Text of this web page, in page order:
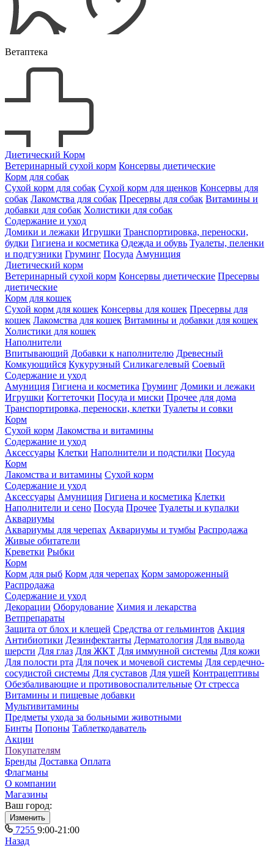
Ветаптека
Диетический Корм
Ветеринарный сухой корм Консервы диетические
Корм для собак
Сухой корм для собак Сухой корм для щенков Консервы для
собак Лакомства для собак Пресервы для собак Витамины и
добавки для собак Холистики для собак
Содержание и уход
Домики и лежаки Игрушки Транспортировка, переноски,
будки Гигиена и косметика Одежда и обувь Туалеты, пеленки
и подгузники Груминг Посуда Амуниция
Диетический корм
Ветеринарный сухой корм Консервы диетические Пресервы
диетические
Корм для кошек
Сухой корм для кошек Консервы для кошек Пресервы для
кошек Лакомства для кошек Витамины и добавки для кошек
Холистики для кошек
Наполнители
Впитывающий Добавки к наполнителю Древесный
Комкующийся Кукурузный Силикагелевый Соевый
Содержание и уход
Амуниция Гигиена и косметика Груминг Домики и лежаки
Игрушки Когтеточки Посуда и миски Прочее для дома
Транспортировка, переноски, клетки Туалеты и совки
Корм
Сухой корм Лакомства и витамины
Содержание и уход
Аксессуары Клетки Наполнители и подстилки Посуда
Корм
Лакомства и витамины Сухой корм
Содержание и уход
Аксессуары Амуниция Гигиена и косметика Клетки
Наполнители и сено Посуда Прочее Туалеты и купалки
Аквариумы
Аквариумы для черепах Аквариумы и тумбы Распродажа
Живые обитатели
Креветки Рыбки
Корм
Корм для рыб Корм для черепах Корм замороженный
Распродажа
Содержание и уход
Декорации Оборудование Химия и лекарства
Ветпрепараты
Защита от блох и клещей Средства от гельминтов Акция
Антибиотики Дезинфектанты Дерматология Для вывода
шерсти Для глаз Для ЖКТ Для иммунной системы Для кожи
Для полости рта Для почек и мочевой системы Для сердечно-
сосудистой системы Для суставов Для ушей Контрацептивы
Обезбаливающие и противовоспалительные От стресса
Витамины и пищевые добавки
Мультивитамины
Предметы ухода за больными животными
Бинты Попоны Таблеткодаватель
Акции
Покупателям
Бренды Доставка Оплата
Флагманы
О компании
Магазины
Ваш город:
Изменить
7255 9:00-21:00
Назад